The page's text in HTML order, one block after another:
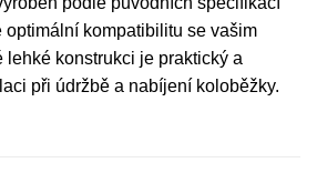
optimální kompatibilitu se vašim
lehké konstrukci je praktický a
při údržbě a nabíjení koloběžky.